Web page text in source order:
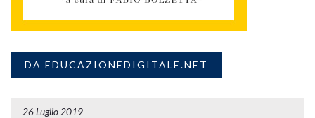
DA EDUCAZIONEDIGITALE.NET
26 Luglio 2019